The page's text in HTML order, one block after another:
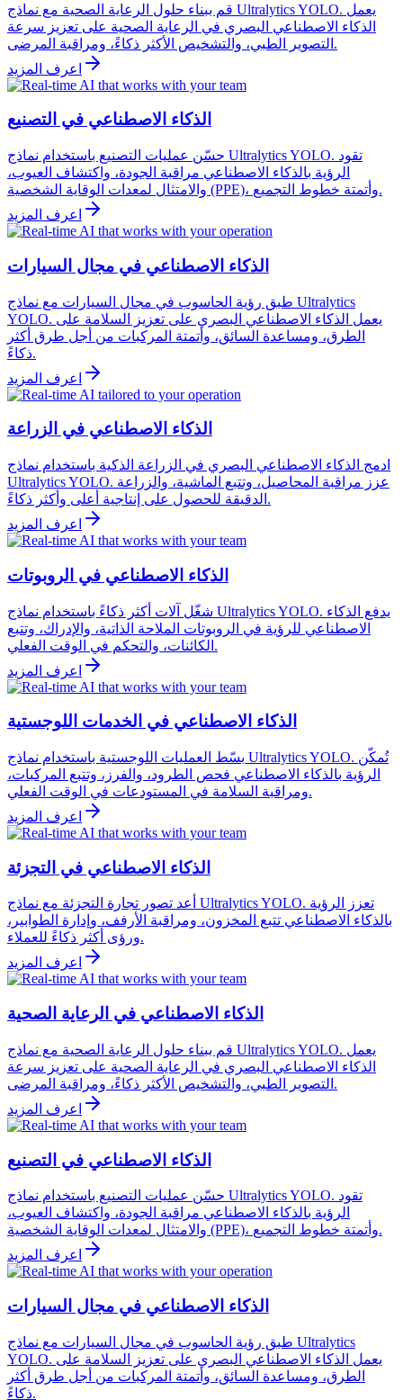
قم ببناء حلول الرعاية الصحية مع نماذج Ultralytics YOLO. يعمل
الذكاء الاصطناعي البصري في الرعاية الصحية على تعزيز سرعة
التصوير الطبي، والتشخيص الأكثر ذكاءً، ومراقبة المرضى.
اعرف المزيد
الذكاء الاصطناعي في التصنيع
حسّن عمليات التصنيع باستخدام نماذج Ultralytics YOLO. تقود
الرؤية بالذكاء الاصطناعي مراقبة الجودة، واكتشاف العيوب،
والامتثال لمعدات الوقاية الشخصية (PPE)، وأتمتة خطوط التجميع.
اعرف المزيد
الذكاء الاصطناعي في مجال السيارات
طبق رؤية الحاسوب في مجال السيارات مع نماذج Ultralytics
YOLO. يعمل الذكاء الاصطناعي البصري على تعزيز السلامة على
الطرق، ومساعدة السائق، وأتمتة المركبات من أجل طرق أكثر
ذكاءً.
اعرف المزيد
الذكاء الاصطناعي في الزراعة
ادمج الذكاء الاصطناعي البصري في الزراعة الذكية باستخدام نماذج
Ultralytics YOLO. عزز مراقبة المحاصيل، وتتبع الماشية، والزراعة
الدقيقة للحصول على إنتاجية أعلى وأكثر ذكاءً.
اعرف المزيد
الذكاء الاصطناعي في الروبوتات
شغّل آلات أكثر ذكاءً باستخدام نماذج Ultralytics YOLO. يدفع الذكاء
الاصطناعي للرؤية في الروبوتات الملاحة الذاتية، والإدراك، وتتبع
الكائنات، والتحكم في الوقت الفعلي.
اعرف المزيد
الذكاء الاصطناعي في الخدمات اللوجستية
بسّط العمليات اللوجستية باستخدام نماذج Ultralytics YOLO. تُمكّن
الرؤية بالذكاء الاصطناعي فحص الطرود، والفرز، وتتبع المركبات،
ومراقبة السلامة في المستودعات في الوقت الفعلي.
اعرف المزيد
الذكاء الاصطناعي في التجزئة
أعد تصور تجارة التجزئة مع نماذج Ultralytics YOLO. تعزز الرؤية
بالذكاء الاصطناعي تتبع المخزون، ومراقبة الأرفف، وإدارة الطوابير،
ورؤى أكثر ذكاءً للعملاء.
اعرف المزيد
الذكاء الاصطناعي في الرعاية الصحية
قم ببناء حلول الرعاية الصحية مع نماذج Ultralytics YOLO. يعمل
الذكاء الاصطناعي البصري في الرعاية الصحية على تعزيز سرعة
التصوير الطبي، والتشخيص الأكثر ذكاءً، ومراقبة المرضى.
اعرف المزيد
الذكاء الاصطناعي في التصنيع
حسّن عمليات التصنيع باستخدام نماذج Ultralytics YOLO. تقود
الرؤية بالذكاء الاصطناعي مراقبة الجودة، واكتشاف العيوب،
والامتثال لمعدات الوقاية الشخصية (PPE)، وأتمتة خطوط التجميع.
اعرف المزيد
الذكاء الاصطناعي في مجال السيارات
طبق رؤية الحاسوب في مجال السيارات مع نماذج Ultralytics
YOLO. يعمل الذكاء الاصطناعي البصري على تعزيز السلامة على
الطرق، ومساعدة السائق، وأتمتة المركبات من أجل طرق أكثر
ذكاءً.